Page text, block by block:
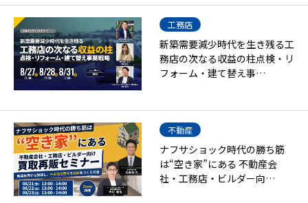
工務店
新築需要減少時代を生き残る工
務店の次なる収益の柱点検・リ
フォーム・建て替え事…
不動産
ナフサショック時代の勝ち筋
は“空き家”にある 不動産会
社・工務店・ビルダー向…